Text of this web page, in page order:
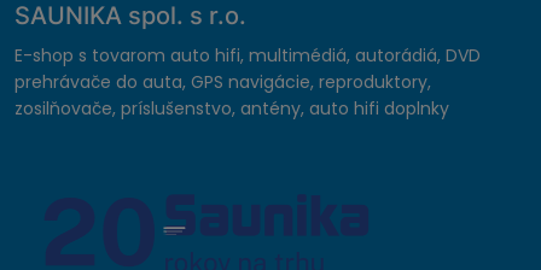
SAUNIKA spol. s r.o.
E-shop s tovarom auto hifi, multimédiá, autorádiá, DVD
prehrávače do auta, GPS navigácie, reproduktory,
zosilňovače, príslušenstvo, antény, auto hifi doplnky